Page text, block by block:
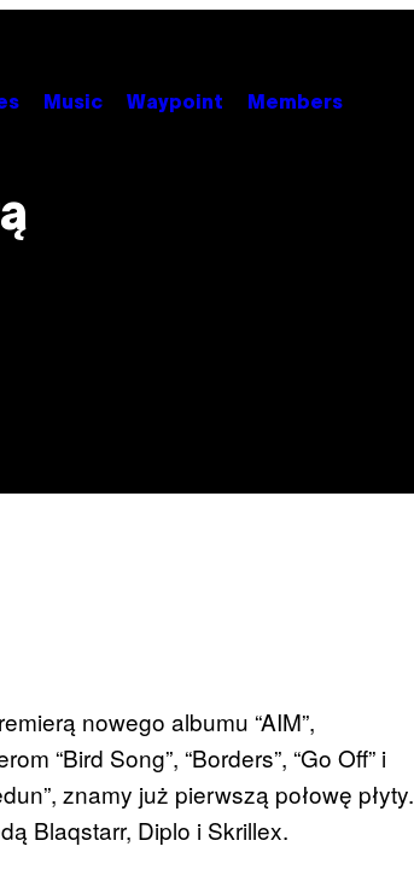
Music Waypoint Members
nowego albumu “AIM”,
“Bird Song”, “Borders”, “Go Off” i
znamy już pierwszą połowę płyty.
Blaqstarr, Diplo i Skrillex.